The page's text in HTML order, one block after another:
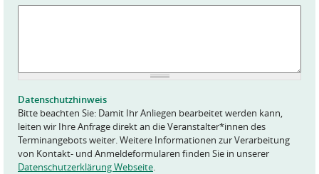
*
Datenschutzhinweis
Bitte beachten Sie: Damit Ihr Anliegen bearbeitet werden kann,
leiten wir Ihre Anfrage direkt an die Veranstalter*innen des
Terminangebots weiter. Weitere Informationen zur Verarbeitung
von Kontakt- und Anmeldeformularen finden Sie in unserer
Datenschutzerklärung Webseite.